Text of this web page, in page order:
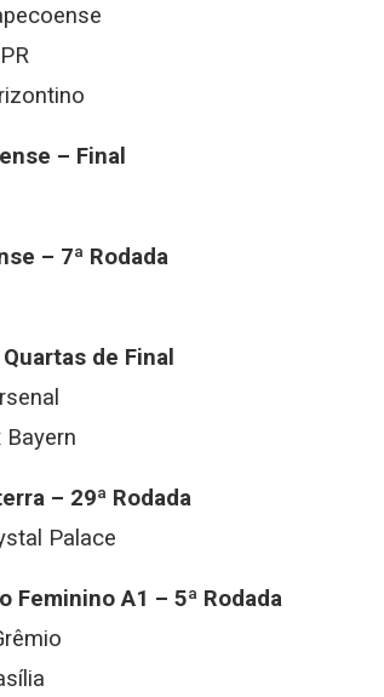
– Final
– 7ª Rodada
Quartas de Final
Bayern
– 29ª Rodada
Palace
Feminino A1 – 5ª Rodada